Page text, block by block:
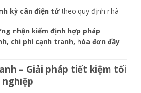
kỳ cân điện tửtheo quy định nhà
nhận kiểm định hợp pháp
chi phí cạnh tranh, hóa đơn đầy
– Giải pháp tiết kiệm tối